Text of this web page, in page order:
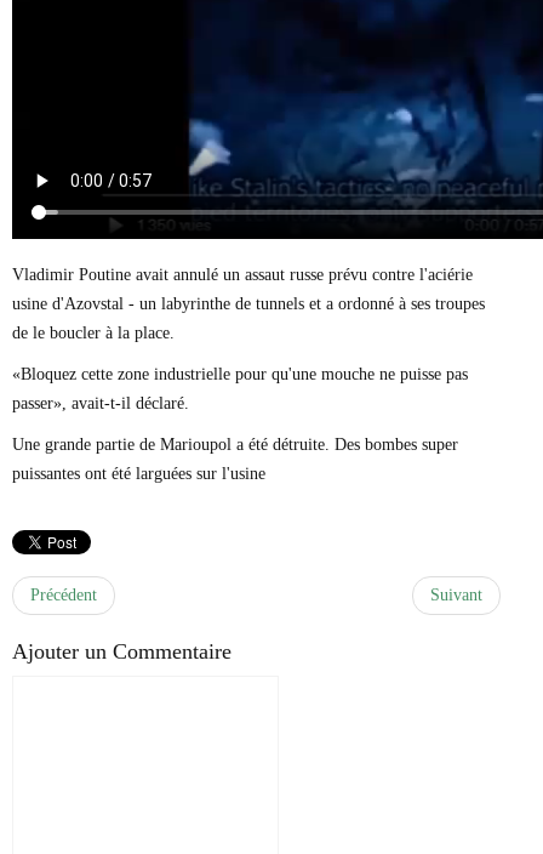
Vladimir Poutine avait annulé un assaut russe prévu contre l'aciérie
usine d'Azovstal - un labyrinthe de tunnels et a ordonné à ses troupes
de le boucler à la place.
«Bloquez cette zone industrielle pour qu'une mouche ne puisse pas
passer», avait-t-il déclaré.
Une grande partie de Marioupol a été détruite. Des bombes super
puissantes ont été larguées sur l'usine
Précédent Suivant
Ajouter un Commentaire